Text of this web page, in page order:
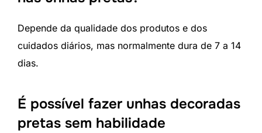
Depende da qualidade dos produtos e dos
cuidados diários, mas normalmente dura de 7 a 14
dias.
É possível fazer unhas decoradas
pretas sem habilidade